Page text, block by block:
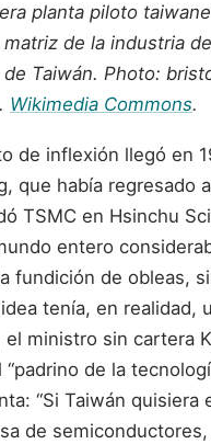
planta piloto
de la industria de
Taiwán. Photo:
Wikimedia Commons.
de inflexión llegó en
que había regresado
TSMC en Hsinchu
entero
fundición de obleas,
tenía, en realidad,
el ministro sin cartera
de la
“Si Taiwán quisiera
de